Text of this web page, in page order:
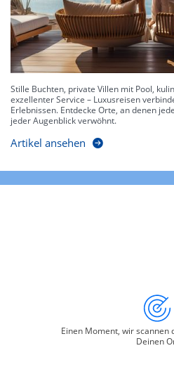
Stille Buchten, private Villen mit Pool,
exzellenter Service – Luxusreisen
Erlebnissen. Entdecke Orte, an denen
jeder Augenblick verwöhnt.
Artikel ansehen
Einen Moment, wir scannen
Deinen